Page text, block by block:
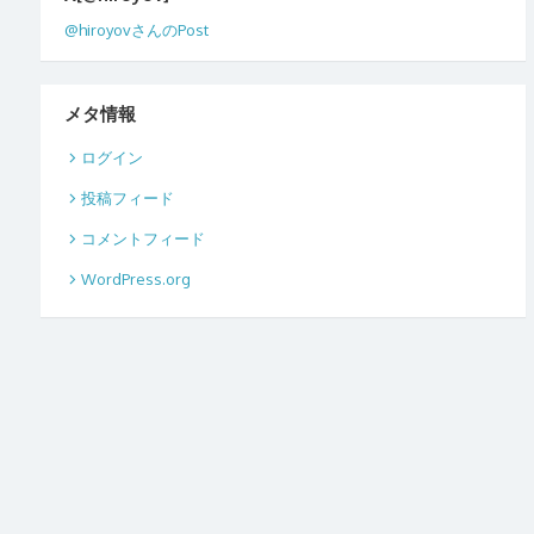
@hiroyovさんのPost
メタ情報
ログイン
投稿フィード
コメントフィード
WordPress.org